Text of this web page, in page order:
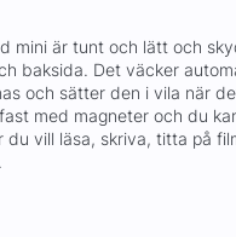
mini är tunt och lätt och
baksida. Det väcker
och sätter den i vila när
med magneter och du
vill läsa, skriva, titta på